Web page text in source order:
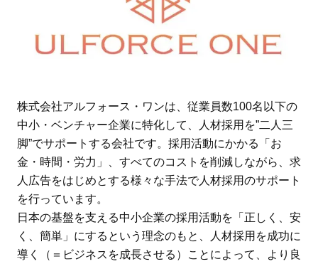
株式会社アルフォース・ワンは、従業員数100名以下の
中小・ベンチャー企業に特化して、人材採用を”二人三
脚”でサポートする会社です。採用活動にかかる「お
金・時間・労力」、すべてのコストを削減しながら、求
人広告をはじめとする様々な手法で人材採用のサポート
を行っています。
日本の基盤を支える中小企業の採用活動を「正しく、安
く、簡単」にするという理念のもと、人材採用を成功に
導く（＝ビジネスを成長させる）ことによって、より良